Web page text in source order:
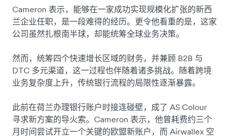
Cameron 表示，能够在一家成功实现规模化扩张的新西
兰企业任职，是一段难得的经历。更令他看重的是，这家
公司虽然扎根南半球，却能统筹全球业务决策。
然而，统筹四个快速增长区域的财务，并兼顾 B2B 与
DTC 多元渠道，这一过程也伴随着诸多挑战。随着跨境
业务复杂度上升，传统银行流程的局限性逐渐暴露。
此前在荷兰办理银行账户时接连碰壁，成了 AS Colour
寻求新方案的导火索。Cameron 表示，他曾耗费约三个
月时间尝试开立一个关键的欧盟新账户，而 Airwallex 空